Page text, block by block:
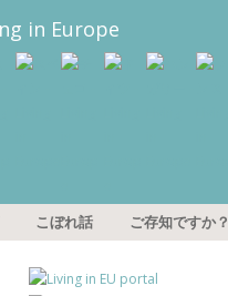
こぼれ話 ご存知ですか？